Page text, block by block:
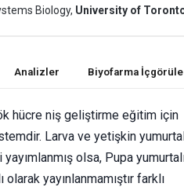
Biology, University of
Analizler Biyofarma
hücre niş geliştirme eğitim için
Larva ve yetişkin
olsa, Pupa
olarak yayınlanmamıştır farklı